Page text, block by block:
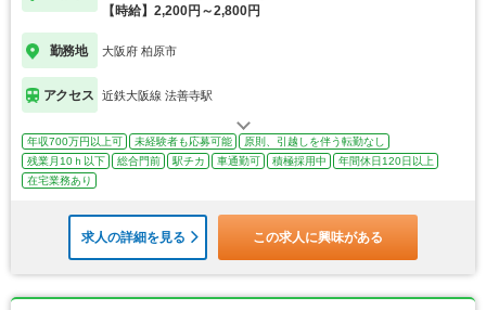
【時給】2,200円～2,800円
勤務地 大阪府 柏原市
アクセス 近鉄大阪線 法善寺駅
年収700万円以上可 未経験者も応募可能
原則、引越しを伴う転勤なし
残業月10ｈ以下
総合門前 駅チカ 車通勤可 積極採用中
年間休日120日以上
在宅業務あり
求人の詳細を見る この求人に興味がある